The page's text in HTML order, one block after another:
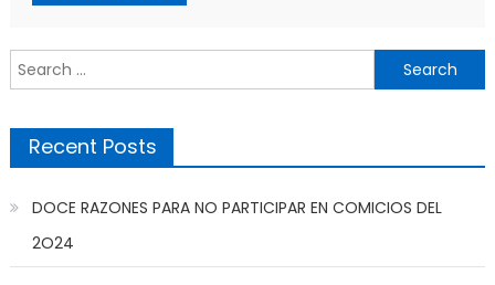
Search
for:
Recent Posts
DOCE RAZONES PARA NO PARTICIPAR EN COMICIOS DEL
2O24